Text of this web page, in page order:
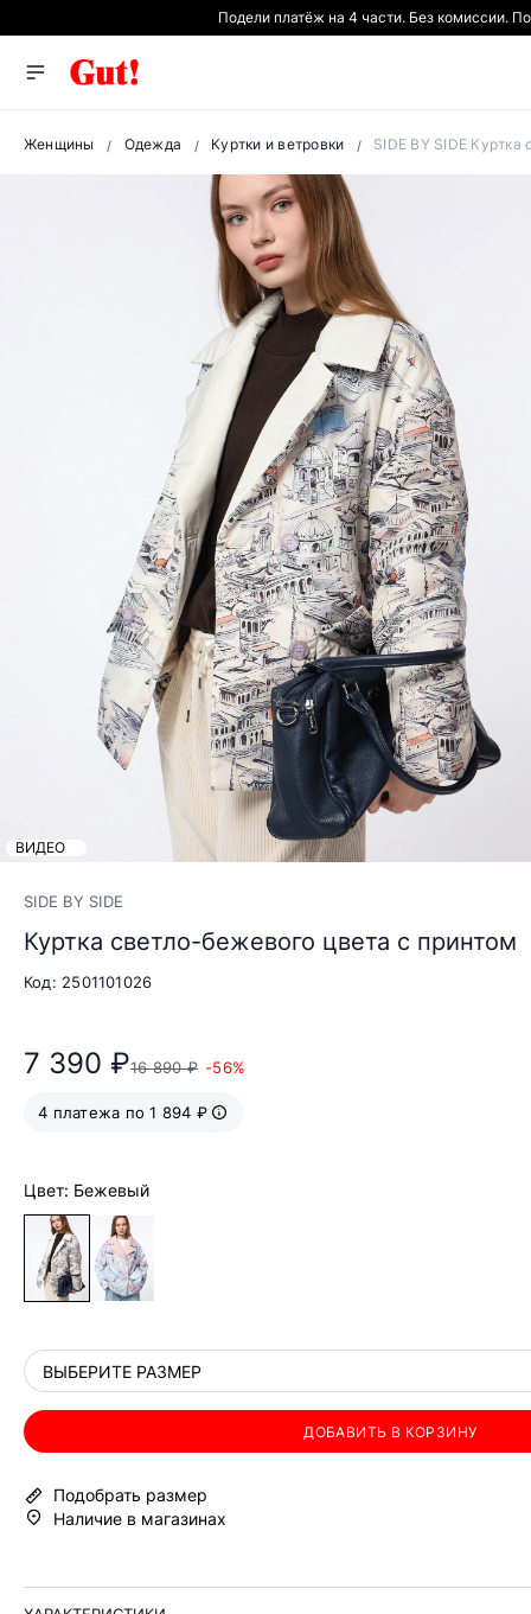
Подели платёж на 4 части. Без комиссии.
Женщины Одежда Куртки и ветровки SIDE BY SIDE
ВИДЕО
SIDE BY SIDE
Куртка светло-бежевого цвета с принтом
Код: 2501101026
7 390 ₽16 890 ₽ -56%
4 платежа по 1 894 ₽
Цвет: Бежевый
ВЫБЕРИТЕ РАЗМЕР
ДОБАВИТЬ В КОРЗИНУ
Подобрать размер
Наличие в магазинах